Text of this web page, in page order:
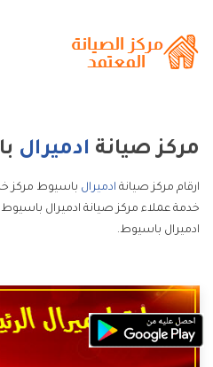
مركز صيانة ادميرال
ارقام مركز صيانة ادميرال باسيوط مركز
خدمة عملاء مركز صيانة ادميرال
ادميرال باسيوط.